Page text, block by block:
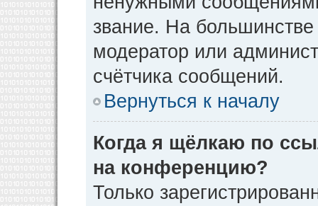
звание. На
модератор или
счётчика сообщений.
Вернуться к началу
Когда я щёлкаю по
на конференцию?
Только